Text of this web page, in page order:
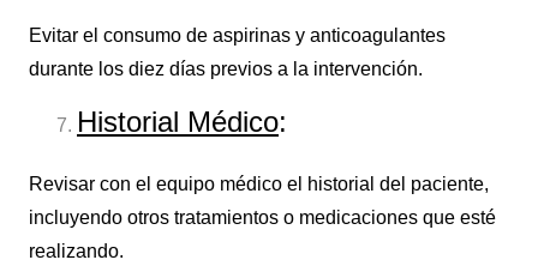
Evitar el consumo de aspirinas y anticoagulantes
durante los diez días previos a la intervención.
Historial Médico:
Revisar con el equipo médico el historial del paciente,
incluyendo otros tratamientos o medicaciones que esté
realizando.